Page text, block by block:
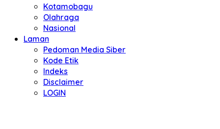
Kotamobagu
Olahraga
Nasional
Laman
Pedoman Media Siber
Kode Etik
Indeks
Disclaimer
LOGIN